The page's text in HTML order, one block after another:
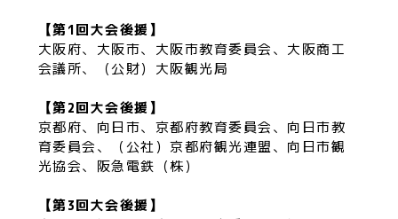
【第1回大会後援】
大阪府、大阪市、大阪市教育委員会、大阪商工
会議所、（公財）大阪観光局
【第2回大会後援】
京都府、向日市、京都府教育委員会、向日市教
育委員会、（公社）京都府観光連盟、向日市観
光協会、阪急電鉄（株）
【第3回大会後援】